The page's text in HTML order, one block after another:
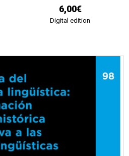
6,00€
Digital edition